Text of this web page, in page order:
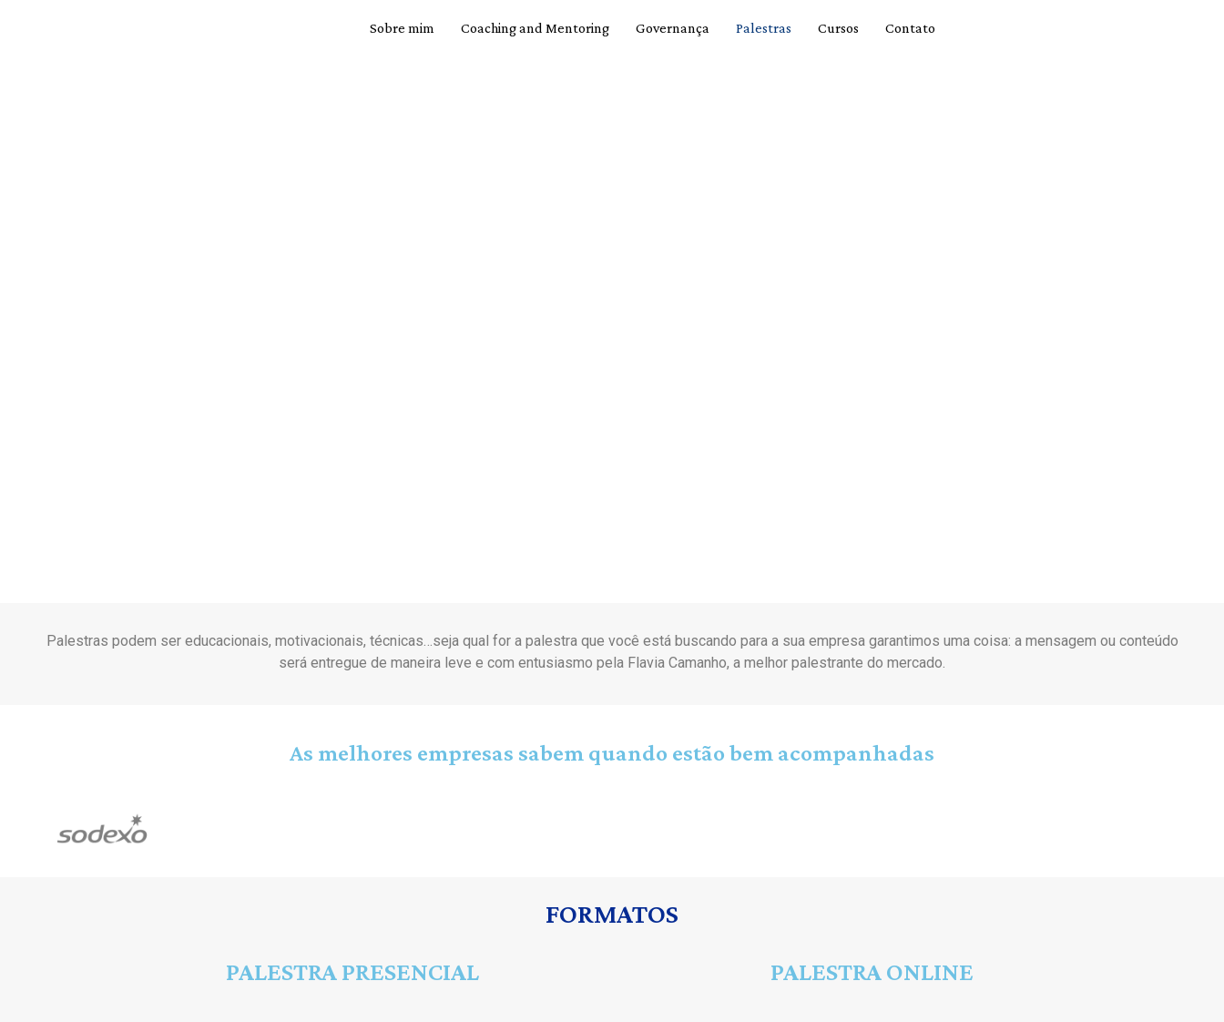
Sobre mim Coaching and Mentoring Governança Palestras Cursos Contato
Palestras podem ser educacionais, motivacionais, técnicas…seja qual for a palestra que você está buscando para a sua empresa garantimos uma coisa: a mensagem ou conteúdo
será entregue de maneira leve e com entusiasmo pela Flavia Camanho, a melhor palestrante do mercado.
As melhores empresas sabem quando estão bem acompanhadas
FORMATOS
PALESTRA PRESENCIAL PALESTRA ONLINE